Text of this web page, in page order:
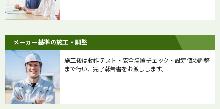
メーカー基準の施工・調整
施工後は動作テスト・安全装置チェック・設定値の調整
まで行い、完了報告書をお渡しします。